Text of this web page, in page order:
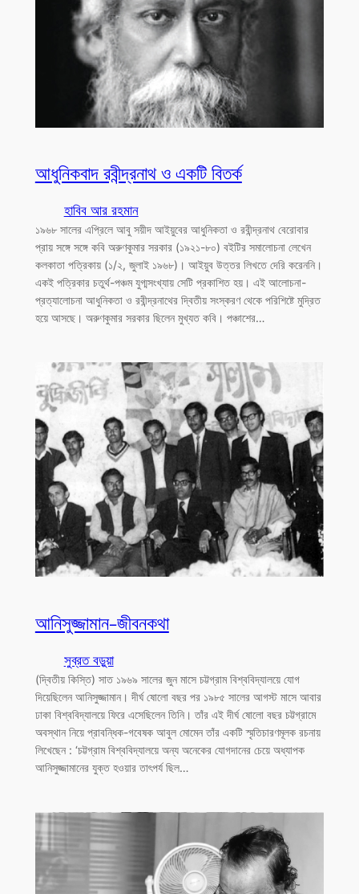
আধুনিকবাদ রবীন্দ্রনাথ ও একটি বিতর্ক
হাবিব আর রহমান
১৯৬৮ সালের এপ্রিলে আবু সয়ীদ আইয়ুবের আধুনিকতা ও রবীন্দ্রনাথ বেরোবার
প্রায় সঙ্গে সঙ্গে কবি অরুণকুমার সরকার (১৯২১-৮০) বইটির সমালোচনা লেখেন
কলকাতা পত্রিকায় (১/২, জুলাই ১৯৬৮)। আইয়ুব উত্তর লিখতে দেরি করেননি।
একই পত্রিকার চতুর্থ-পঞ্চম যুগ্মসংখ্যায় সেটি প্রকাশিত হয়। এই আলোচনা-
প্রত্যালোচনা আধুনিকতা ও রবীন্দ্রনাথের দ্বিতীয় সংস্করণ থেকে পরিশিষ্টে মুদ্রিত
হয়ে আসছে। অরুণকুমার সরকার ছিলেন মুখ্যত কবি। পঞ্চাশের…
আনিসুজ্জামান-জীবনকথা
সুব্রত বড়ুয়া
(দ্বিতীয় কিস্তি) সাত ১৯৬৯ সালের জুন মাসে চট্টগ্রাম বিশ্ববিদ্যালয়ে যোগ
দিয়েছিলেন আনিসুজ্জামান। দীর্ঘ ষোলো বছর পর ১৯৮৫ সালের আগস্ট মাসে আবার
ঢাকা বিশ্ববিদ্যালয়ে ফিরে এসেছিলেন তিনি। তাঁর এই দীর্ঘ ষোলো বছর চট্টগ্রামে
অবস্থান নিয়ে প্রাবন্ধিক-গবেষক আবুল মোমেন তাঁর একটি স্মৃতিচারণমূলক রচনায়
লিখেছেন : ‘চট্টগ্রাম বিশ্ববিদ্যালয়ে অন্য অনেকের যোগদানের চেয়ে অধ্যাপক
আনিসুজ্জামানের যুক্ত হওয়ার তাৎপর্য ছিল…